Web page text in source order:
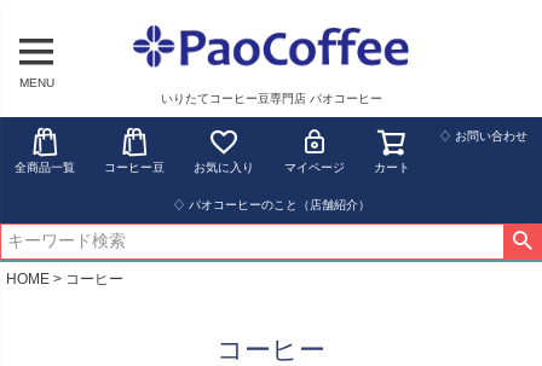
MENU
いりたてコーヒー豆専門店 パオコーヒー
全商品一覧 コーヒー豆 お気に入り マイページ カート
♢ お問い合わせ
♢ パオコーヒーのこと（店舗紹介）
HOME コーヒー
コーヒー